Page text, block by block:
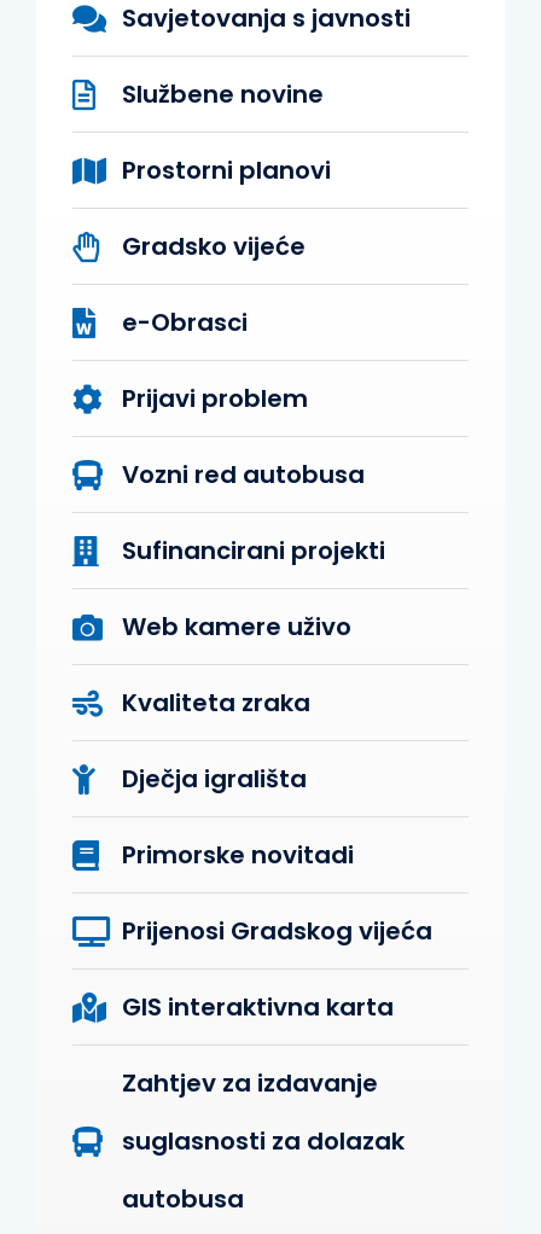
Savjetovanja s javnosti
Službene novine
Prostorni planovi
Gradsko vijeće
e-Obrasci
Prijavi problem
Vozni red autobusa
Sufinancirani projekti
Web kamere uživo
Kvaliteta zraka
Dječja igrališta
Primorske novitadi
Prijenosi Gradskog vijeća
GIS interaktivna karta
Zahtjev za izdavanje
suglasnosti za dolazak
autobusa